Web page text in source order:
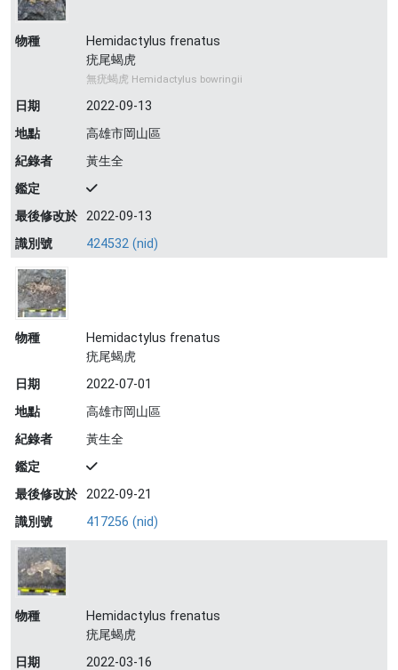
物種
Hemidactylus frenatus
疣尾蝎虎
無疣蝎虎 Hemidactylus bowringii
日期
2022-09-13
地點
高雄市岡山區
紀錄者
黃生全
鑑定
最後修改於 2022-09-13
識別號
424532 (nid)
物種
Hemidactylus frenatus
疣尾蝎虎
日期
2022-07-01
地點
高雄市岡山區
紀錄者
黃生全
鑑定
最後修改於 2022-09-21
識別號
417256 (nid)
物種
Hemidactylus frenatus
疣尾蝎虎
日期
2022-03-16